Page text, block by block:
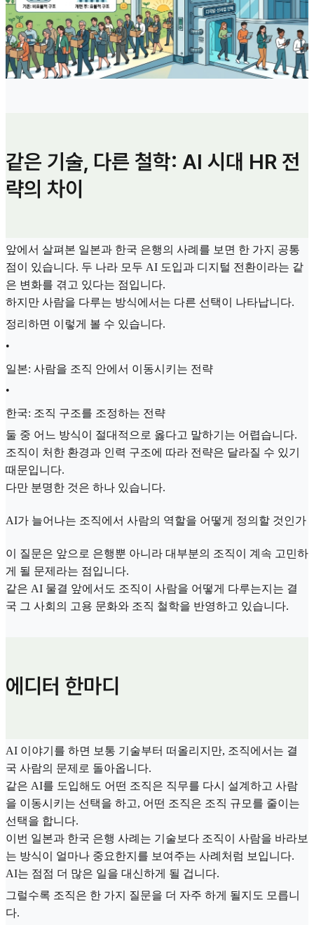
같은 기술, 다른 철학: AI 시대 HR 전
략의 차이
앞에서 살펴본 일본과 한국 은행의 사례를 보면 한 가지 공통
점이 있습니다. 두 나라 모두 AI 도입과 디지털 전환이라는 같
은 변화를 겪고 있다는 점입니다.
하지만 사람을 다루는 방식에서는 다른 선택이 나타납니다.
정리하면 이렇게 볼 수 있습니다.
•
일본: 사람을 조직 안에서 이동시키는 전략
•
한국: 조직 구조를 조정하는 전략
둘 중 어느 방식이 절대적으로 옳다고 말하기는 어렵습니다.
조직이 처한 환경과 인력 구조에 따라 전략은 달라질 수 있기
때문입니다.
다만 분명한 것은 하나 있습니다.
AI가 늘어나는 조직에서 사람의 역할을 어떻게 정의할 것인가
이 질문은 앞으로 은행뿐 아니라 대부분의 조직이 계속 고민하
게 될 문제라는 점입니다.
같은 AI 물결 앞에서도 조직이 사람을 어떻게 다루는지는 결
국 그 사회의 고용 문화와 조직 철학을 반영하고 있습니다.
에디터 한마디
AI 이야기를 하면 보통 기술부터 떠올리지만, 조직에서는 결
국 사람의 문제로 돌아옵니다.
같은 AI를 도입해도 어떤 조직은 직무를 다시 설계하고 사람
을 이동시키는 선택을 하고, 어떤 조직은 조직 규모를 줄이는
선택을 합니다.
이번 일본과 한국 은행 사례는 기술보다 조직이 사람을 바라보
는 방식이 얼마나 중요한지를 보여주는 사례처럼 보입니다.
AI는 점점 더 많은 일을 대신하게 될 겁니다.
그럴수록 조직은 한 가지 질문을 더 자주 하게 될지도 모릅니
다.